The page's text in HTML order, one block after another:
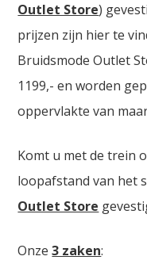
Outlet Store)
prijzen zijn hier te
Bruidsmode Outlet
1199,- en worden
oppervlakte van
Komt u met de trein
loopafstand van het
Outlet Store
Onze3 zaken: